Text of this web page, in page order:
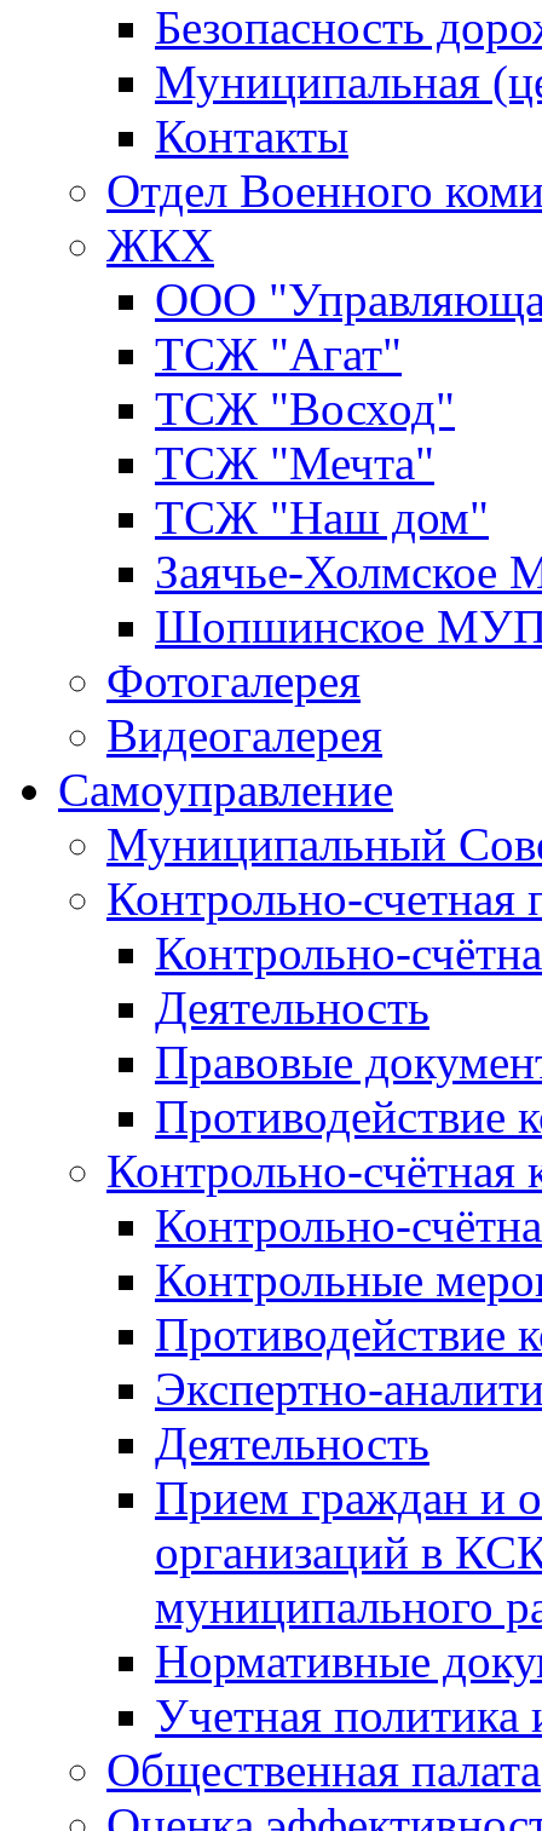
Безопасность
Муниципальная
Контакты
Отдел Военного
ЖКХ
ООО
ТСЖ "Агат"
ТСЖ "Восход"
ТСЖ "Мечта"
ТСЖ "Наш дом"
Заячье-
Шопшинское
Фотогалерея
Видеогалерея
Самоуправление
Муниципальный
Контрольно-счетная
Контрольно-
Деятельность
Правовые
Противодействие
Контрольно-счётная
Контрольно-
Контрольные
Противодействие
Экспертно-
Деятельность
Прием граждан и
организаций в
муниципального
Нормативные
Учетная политика
Общественная палата